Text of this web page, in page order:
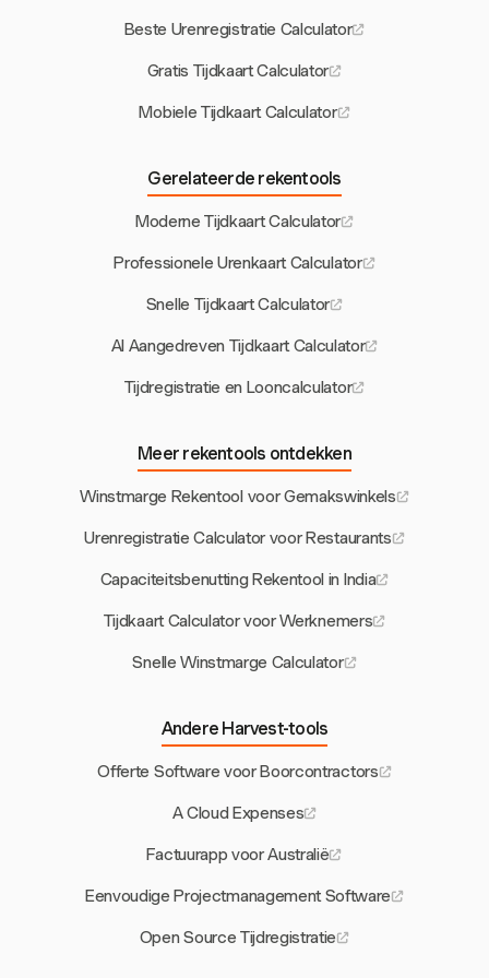
Beste Urenregistratie Calculator
Gratis Tijdkaart Calculator
Mobiele Tijdkaart Calculator
Gerelateerde rekentools
Moderne Tijdkaart Calculator
Professionele Urenkaart Calculator
Snelle Tijdkaart Calculator
AI Aangedreven Tijdkaart Calculator
Tijdregistratie en Looncalculator
Meer rekentools ontdekken
Winstmarge Rekentool voor Gemakswinkels
Urenregistratie Calculator voor Restaurants
Capaciteitsbenutting Rekentool in India
Tijdkaart Calculator voor Werknemers
Snelle Winstmarge Calculator
Andere Harvest-tools
Offerte Software voor Boorcontractors
A Cloud Expenses
Factuurapp voor Australië
Eenvoudige Projectmanagement Software
Open Source Tijdregistratie